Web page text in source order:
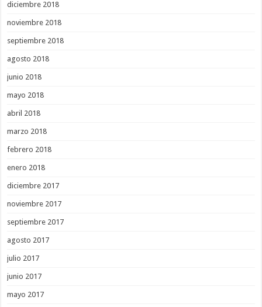
diciembre 2018
noviembre 2018
septiembre 2018
agosto 2018
junio 2018
mayo 2018
abril 2018
marzo 2018
febrero 2018
enero 2018
diciembre 2017
noviembre 2017
septiembre 2017
agosto 2017
julio 2017
junio 2017
mayo 2017